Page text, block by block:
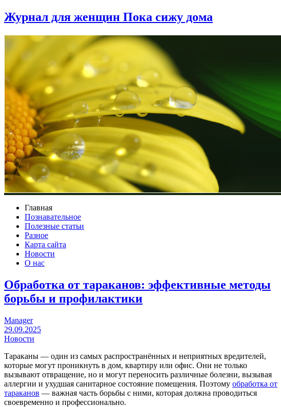
Журнал для женщин Пока сижу дома
Главная
Познавательное
Полезные статьи
Разное
Карта сайта
Новости
О нас
Обработка от тараканов: эффективные методы
борьбы и профилактики
Manager
29.09.2025
Новости
Тараканы — один из самых распространённых и неприятных вредителей,
которые могут проникнуть в дом, квартиру или офис. Они не только
вызывают отвращение, но и могут переносить различные болезни, вызывая
аллергии и ухудшая санитарное состояние помещения. Поэтому обработка от
тараканов — важная часть борьбы с ними, которая должна проводиться
своевременно и профессионально.